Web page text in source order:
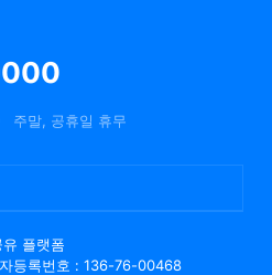
주말, 공휴일 휴무
플랫폼
등록번호 : 136-76-00468